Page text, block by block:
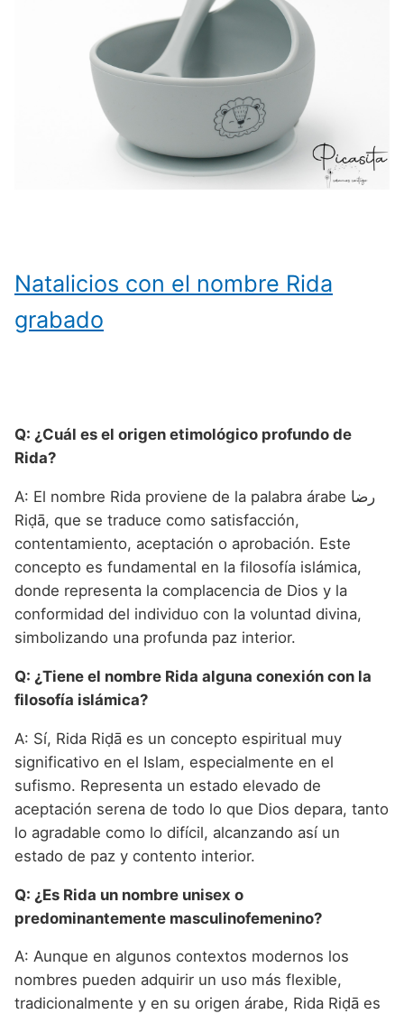
Natalicios con el nombre Rida
grabado
Q: ¿Cuál es el origen etimológico profundo de
Rida?
A: El nombre Rida proviene de la palabra árabe رضا
Riḍā, que se traduce como satisfacción,
contentamiento, aceptación o aprobación. Este
concepto es fundamental en la filosofía islámica,
donde representa la complacencia de Dios y la
conformidad del individuo con la voluntad divina,
simbolizando una profunda paz interior.
Q: ¿Tiene el nombre Rida alguna conexión con la
filosofía islámica?
A: Sí, Rida Riḍā es un concepto espiritual muy
significativo en el Islam, especialmente en el
sufismo. Representa un estado elevado de
aceptación serena de todo lo que Dios depara, tanto
lo agradable como lo difícil, alcanzando así un
estado de paz y contento interior.
Q: ¿Es Rida un nombre unisex o
predominantemente masculinofemenino?
A: Aunque en algunos contextos modernos los
nombres pueden adquirir un uso más flexible,
tradicionalmente y en su origen árabe, Rida Riḍā es